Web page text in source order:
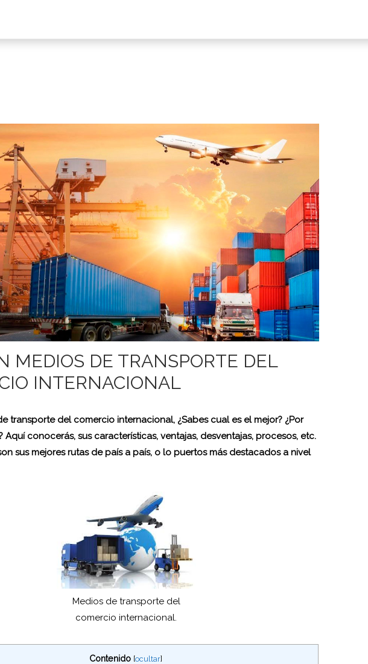
MEDIOS DE TRANSPORTE DEL
INTERNACIONAL
transporte del comercio internacional, ¿Sabes cual es el mejor? ¿Por
Aquí conocerás, sus características, ventajas, desventajas, procesos, etc.
sus mejores rutas de país a país, o lo puertos más destacados a nivel
Medios de transporte del
comercio internacional.
Contenido [ocultar]